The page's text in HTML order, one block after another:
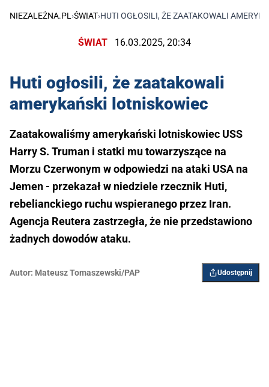
NIEZALEŻNA.PL ›ŚWIAT›HUTI OGŁOSILI, ŻE ZAATAKOWALI
ŚWIAT 16.03.2025, 20:34
Huti ogłosili, że zaatakowali
amerykański lotniskowiec
Zaatakowaliśmy amerykański lotniskowiec USS
Harry S. Truman i statki mu towarzyszące na
Morzu Czerwonym w odpowiedzi na ataki USA na
Jemen - przekazał w niedziele rzecznik Huti,
rebelianckiego ruchu wspieranego przez Iran.
Agencja Reutera zastrzegła, że nie przedstawiono
żadnych dowodów ataku.
Autor: Mateusz Tomaszewski/PAP Udostępnij